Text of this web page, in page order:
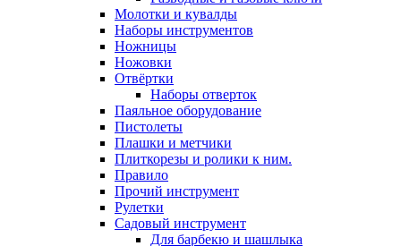
Молотки и кувалды
Наборы инструментов
Ножницы
Ножовки
Отвёртки
Наборы отверток
Паяльное оборудование
Пистолеты
Плашки и метчики
Плиткорезы и ролики к ним.
Правило
Прочий инструмент
Рулетки
Садовый инструмент
Для барбекю и шашлыка